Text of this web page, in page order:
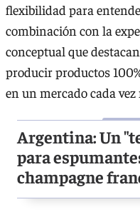
flexibilidad para
combinación con la
conceptual que
producir productos
en un mercado cada
Argentina: Un
para
champagne